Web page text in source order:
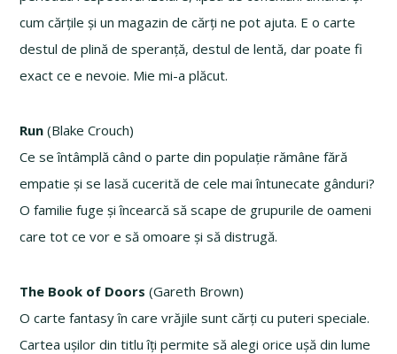
cum cărțile și un magazin de cărți ne pot ajuta. E o carte
destul de plină de speranță, destul de lentă, dar poate fi
exact ce e nevoie. Mie mi-a plăcut.
Run (Blake Crouch)
Ce se întâmplă când o parte din populație rămâne fără
empatie și se lasă cucerită de cele mai întunecate gânduri?
O familie fuge și încearcă să scape de grupurile de oameni
care tot ce vor e să omoare și să distrugă.
The Book of Doors (Gareth Brown)
O carte fantasy în care vrăjile sunt cărți cu puteri speciale.
Cartea ușilor din titlu îți permite să alegi orice ușă din lume